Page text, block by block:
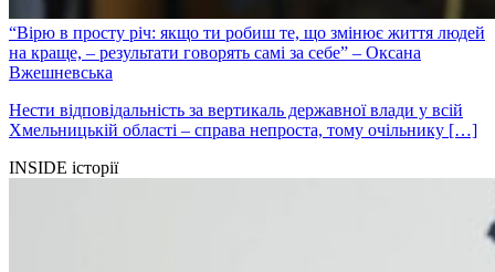
“Вірю в просту річ: якщо ти робиш те, що змінює життя людей
на краще, – результати говорять самі за себе” – Оксана
Вжешневська
Нести відповідальність за вертикаль державної влади у всій
Хмельницькій області – справа непроста, тому очільнику […]
INSIDE історії